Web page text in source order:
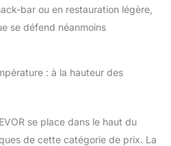
bar ou en restauration légère,
se défend néanmoins
: à la hauteur des
se place dans le haut du
de cette catégorie de prix. La